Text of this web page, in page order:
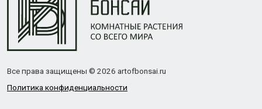
Все права защищены © 2026 artofbonsai.ru
Политика конфиденциальности